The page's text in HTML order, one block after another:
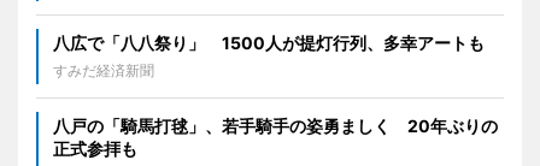
八広で「八八祭り」 1500人が提灯行列、多幸アートも
すみだ経済新聞
八戸の「騎馬打毬」、若手騎手の姿勇ましく 20年ぶりの
正式参拝も